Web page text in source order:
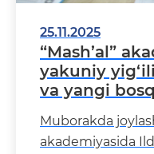
25.11.2025
“Mash’al”
yakuniy
va yangi
Muborakda
akademiyasida